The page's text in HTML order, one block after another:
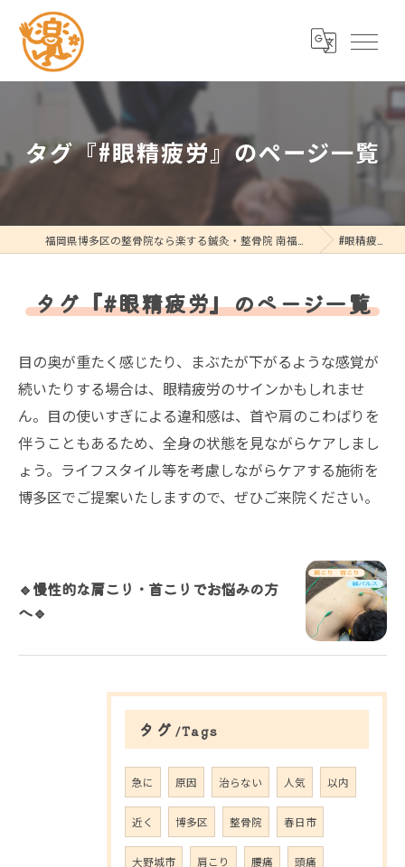
タグ『#眼精疲労』のページ一覧
#眼精疲労
タグ『#眼精疲労』のページ一覧
目の奥が重たく感じたり、まぶたが下がるような感覚が
続いたりする場合は、眼精疲労のサインかもしれませ
ん。目の使いすぎによる違和感は、首や肩のこわばりを
伴うこともあるため、全身の状態を見ながらケアしまし
ょう。ライフスタイル等を考慮しながらケアする施術を
博多区でご提案いたしますので、ぜひご来院ください。
🔹慢性的な肩こり・首こりでお悩みの方
へ🔹
タグ Tags
急に 原因 治らない 人気 以内
近く 博多区 整骨院 春日市
大野城市 肩こり 腰痛 頭痛